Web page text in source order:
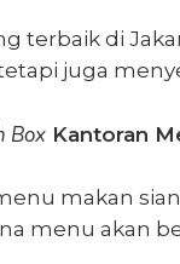
terbaik di
juga
Box Kantoran
makan
menu akan